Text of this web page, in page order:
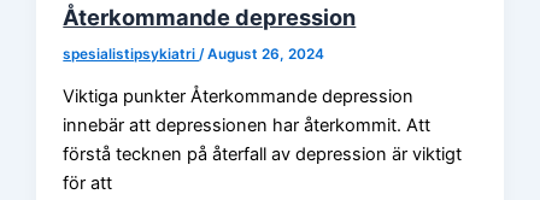
Återkommande depression
spesialistipsykiatri /August 26, 2024
Viktiga punkter Återkommande depression
innebär att depressionen har återkommit. Att
förstå tecknen på återfall av depression är viktigt
för att